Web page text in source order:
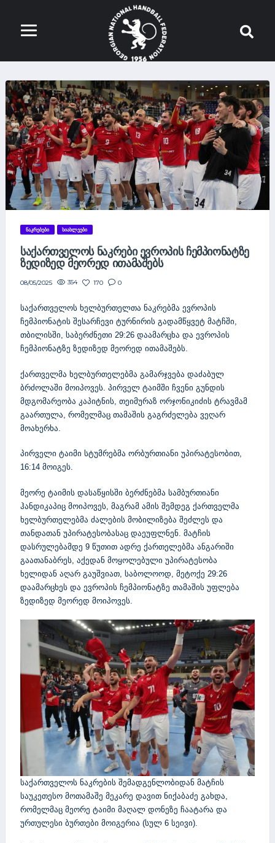
ᲜᲐᲙᲠᲔᲑᲔᲑᲘ ᲡᲘᲐᲮᲚᲔᲔᲑᲘ
ᲡᲐᲥᲐᲠᲗᲕᲔᲚᲝᲡ ᲜᲐᲙᲠᲔᲑᲘ ᲔᲕᲠᲝᲞᲘᲡ ᲩᲔᲛᲞᲘᲝᲜᲐᲢᲖᲔ
ᲖᲔᲓᲘᲖᲔᲓ ᲛᲔᲝᲠᲔᲓ ᲘᲗᲐᲛᲐᲨᲔᲑᲡ
08/05/2025 354 170 0
საქართველოს ხელბურთელთა ნაკრებმა ევროპის
ჩემპიონატის შესარჩევი ტურნირის გადამწყვეტ მატჩში,
თბილისში, საბერძნეთი 29:26 დაამარცხა და ევროპის
ჩემპიონატზე ზედიზედ მეორედ ითამაშებს.
ქართველმა ხელბურთელებმა გამარჯვება დაძაბულ
ბრძოლაში მოიპოვეს. პირველ ტაიმში ჩვენი გუნდის
მდგომარეობა კაპიტნის, თეიმურაზ ორჯონიკიძის ტრავმამ
გაართულა, რომელმაც თამაშის გაგრძელება ვეღარ
მოახერხა.
პირველი ტაიმი სტუმრებმა ორბურთიანი უპირატესობით,
16:14 მოიგეს.
მეორე ტაიმის დასაწყისში ბერძნებმა სამბურთიანი
ჰანდიკაპიც მოიპოვეს, მაგრამ ამის შემდეგ ქართველმა
ხელბურთელებმა ძალების მობილიზება შეძლეს და
თანდათან უპირატესობასაც დაეუფლნენ. მატჩის
დასრულებამდე 9 წუთით ადრე ქართელებმა ანგარიში
გაათანაბრეს, აქედან მოყოლებული უპირატესობა
ხელიდან აღარ გაუშვიათ, საბოლოოდ, მეტოქე 29:26
დაამარცხეს და ევროპის ჩემპიონატზე თამაშის უფლება
ზედიზედ მეორედ მოიპოვეს.
საქართველოს ნაკრების შემადგენლობიდან მატჩის
საუკეთესო მოთამაშე მეკარე დავით ნიქაბაძე გახდა,
რომელმაც მეორე ტაიმი მაღალ დონეზე ჩაატარა და
ურთულესი ბურთები მოიგერია (სულ 6 სეივი).